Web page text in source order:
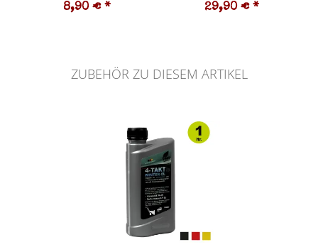
8,90 € * 29,90 € *
ZUBEHÖR ZU DIESEM ARTIKEL